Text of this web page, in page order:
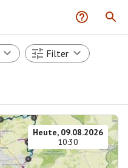
Filter
Heute, 09.08.2026
10:30